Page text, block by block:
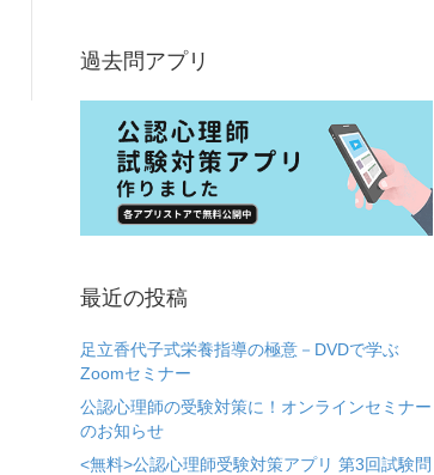
過去問アプリ
最近の投稿
足立香代子式栄養指導の極意－DVDで学ぶ
Zoomセミナー
公認心理師の受験対策に！オンラインセミナー
のお知らせ
<無料>公認心理師受験対策アプリ 第3回試験問